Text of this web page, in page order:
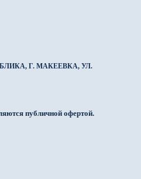
Г. МАКЕЕВКА, УЛ.
публичной офертой.